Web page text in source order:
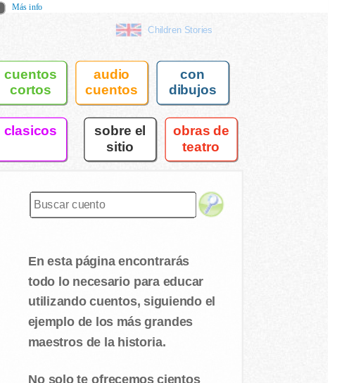
Children Stories
cuentos
cortos
audio
cuentos
con
dibujos
clasicos
sobre el
sitio
obras de
teatro
En esta página encontrarás
todo lo necesario para educar
utilizando cuentos, siguiendo el
ejemplo de los más grandes
maestros de la historia.
No solo te ofrecemos cientos
Más info